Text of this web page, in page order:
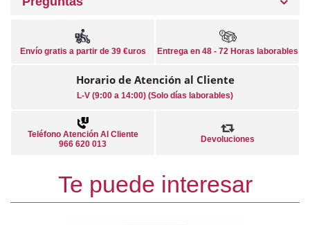
Envío gratis a partir de 39 €uros Entrega en 48 - 72 Horas laborables
Horario de Atención al Cliente
L-V (9:00 a 14:00) (Solo días laborables)
Teléfono Atención Al Cliente
966 620 013
Devoluciones
Te puede interesar